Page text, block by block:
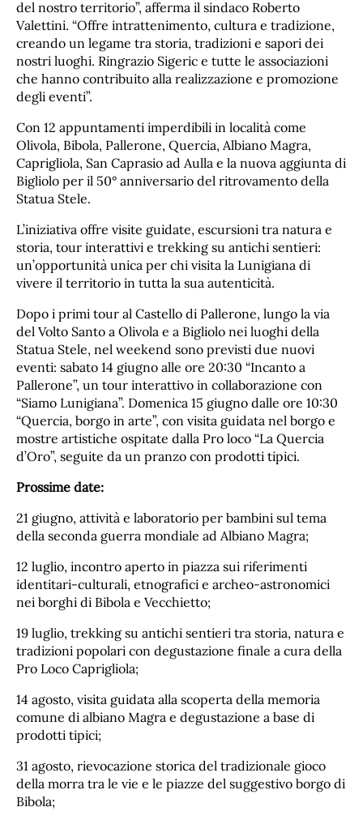
del nostro territorio”, afferma il sindaco Roberto
Valettini. “Offre intrattenimento, cultura e tradizione,
creando un legame tra storia, tradizioni e sapori dei
nostri luoghi. Ringrazio Sigeric e tutte le associazioni
che hanno contribuito alla realizzazione e promozione
degli eventi”.
Con 12 appuntamenti imperdibili in località come
Olivola, Bibola, Pallerone, Quercia, Albiano Magra,
Caprigliola, San Caprasio ad Aulla e la nuova aggiunta di
Bigliolo per il 50° anniversario del ritrovamento della
Statua Stele.
L’iniziativa offre visite guidate, escursioni tra natura e
storia, tour interattivi e trekking su antichi sentieri:
un’opportunità unica per chi visita la Lunigiana di
vivere il territorio in tutta la sua autenticità.
Dopo i primi tour al Castello di Pallerone, lungo la via
del Volto Santo a Olivola e a Bigliolo nei luoghi della
Statua Stele, nel weekend sono previsti due nuovi
eventi: sabato 14 giugno alle ore 20:30 “Incanto a
Pallerone”, un tour interattivo in collaborazione con
“Siamo Lunigiana”. Domenica 15 giugno dalle ore 10:30
“Quercia, borgo in arte”, con visita guidata nel borgo e
mostre artistiche ospitate dalla Pro loco “La Quercia
d’Oro”, seguite da un pranzo con prodotti tipici.
Prossime date:
21 giugno, attività e laboratorio per bambini sul tema
della seconda guerra mondiale ad Albiano Magra;
12 luglio, incontro aperto in piazza sui riferimenti
identitari-culturali, etnografici e archeo-astronomici
nei borghi di Bibola e Vecchietto;
19 luglio, trekking su antichi sentieri tra storia, natura e
tradizioni popolari con degustazione finale a cura della
Pro Loco Caprigliola;
14 agosto, visita guidata alla scoperta della memoria
comune di albiano Magra e degustazione a base di
prodotti tipici;
31 agosto, rievocazione storica del tradizionale gioco
della morra tra le vie e le piazze del suggestivo borgo di
Bibola;